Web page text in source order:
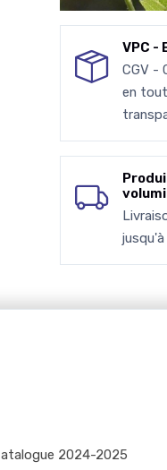
VPC -
CGV -
en
jusqu'à
2024-2025